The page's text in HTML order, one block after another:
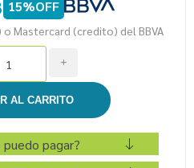
15%OFF
Mastercard (credito) del BBVA
i
puedo pagar?